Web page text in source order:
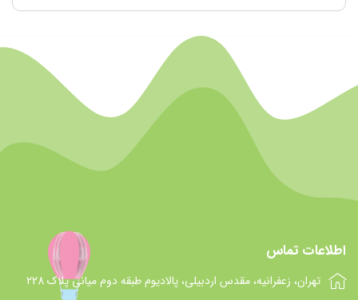
اطلاعات تماس
تهران، زعفرانیه، مقدس اردبیلی، پالادیوم طبقه دوم میانی پلاک 228